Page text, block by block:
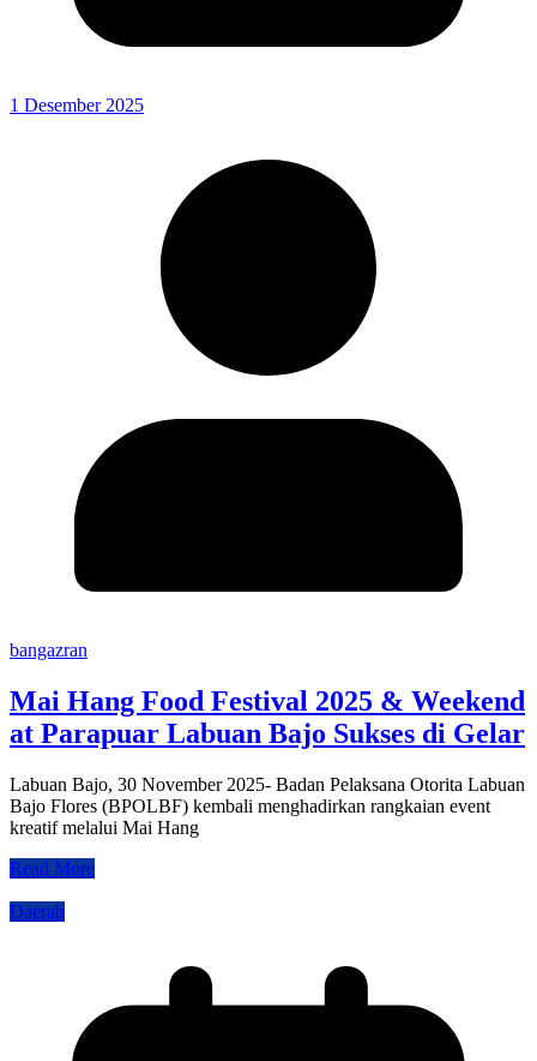
1 Desember 2025
bangazran
Mai Hang Food Festival 2025 & Weekend
at Parapuar Labuan Bajo Sukses di Gelar
Labuan Bajo, 30 November 2025- Badan Pelaksana Otorita Labuan
Bajo Flores (BPOLBF) kembali menghadirkan rangkaian event
kreatif melalui Mai Hang
Read More
Daerah